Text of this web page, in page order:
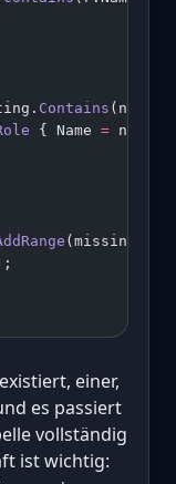
Contains (name))
{ Name = name
(missing);
einer,
es passiert
vollständig
ist wichtig: